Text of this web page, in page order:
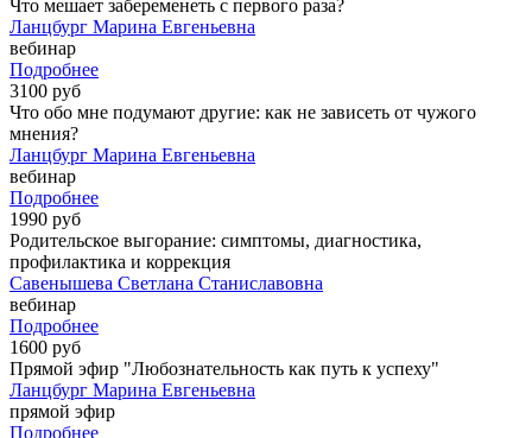
Что мешает забеременеть с первого раза?
Ланцбург Марина Евгеньевна
вебинар
Подробнее
3100 руб
Что обо мне подумают другие: как не зависеть от чужого
мнения?
Ланцбург Марина Евгеньевна
вебинар
Подробнее
1990 руб
Родительское выгорание: симптомы, диагностика,
профилактика и коррекция
Савенышева Светлана Станиславовна
вебинар
Подробнее
1600 руб
Прямой эфир "Любознательность как путь к успеху"
Ланцбург Марина Евгеньевна
прямой эфир
Подробнее